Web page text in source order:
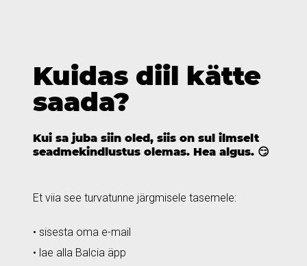
Kuidas diil kätte
saada?
Kui sa juba siin oled, siis on sul ilmselt
seadmekindlustus olemas. Hea algus. 😏
Et viia see turvatunne järgmisele tasemele:
• sisesta oma e-mail
• lae alla Balcia äpp